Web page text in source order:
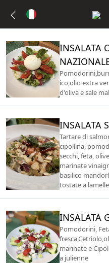
INSALATA
ico,olio extra
d'oliva e sale
INSALATA
Tartare di
cipollina,
secchi, feta, olive
marinate
basilico
tostate a lamelle
INSALATA
Pomodorini,
marinate e
a julienne